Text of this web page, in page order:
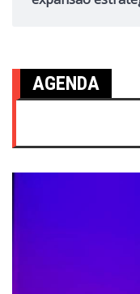
AGENDA